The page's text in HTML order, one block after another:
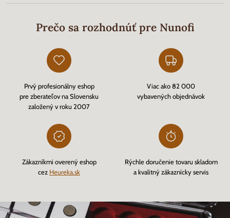
Prečo sa rozhodnúť pre Nunofi
Prvý profesionálny eshop
pre zberateľov na Slovensku
založený v roku 2007
Viac ako 82 000
vybavených objednávok
Zákazníkmi overený eshop
cez Heureka.sk
Rýchle doručenie tovaru skladom
a kvalitný zákaznícky servis